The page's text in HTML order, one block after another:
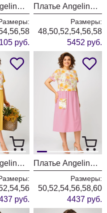
Платье Angelina & Company 1269
руб.
Платье Angelina & Company 1268
Размеры:
48,50,52,54,56,58
5452 руб.
Платье Angelina & Company 1250
руб.
Платье Angelina & Company 1248
Размеры:
50,52,54,56,58,60
4437 руб.